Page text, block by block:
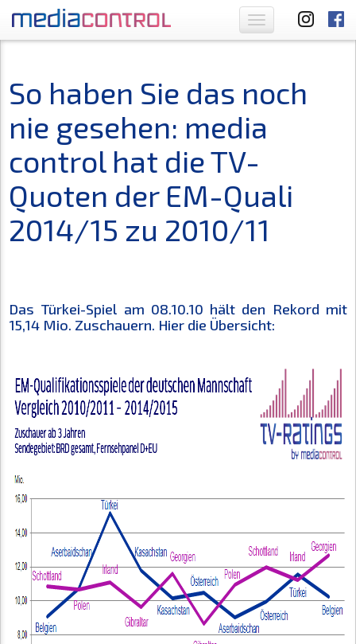
Toggle
navigation
So haben Sie das noch
nie gesehen: media
control hat die TV-
Quoten der EM-Quali
2014/15 zu 2010/11
Das Türkei-Spiel am 08.10.10 hält den Rekord mit
15,14 Mio. Zuschauern. Hier die Übersicht: